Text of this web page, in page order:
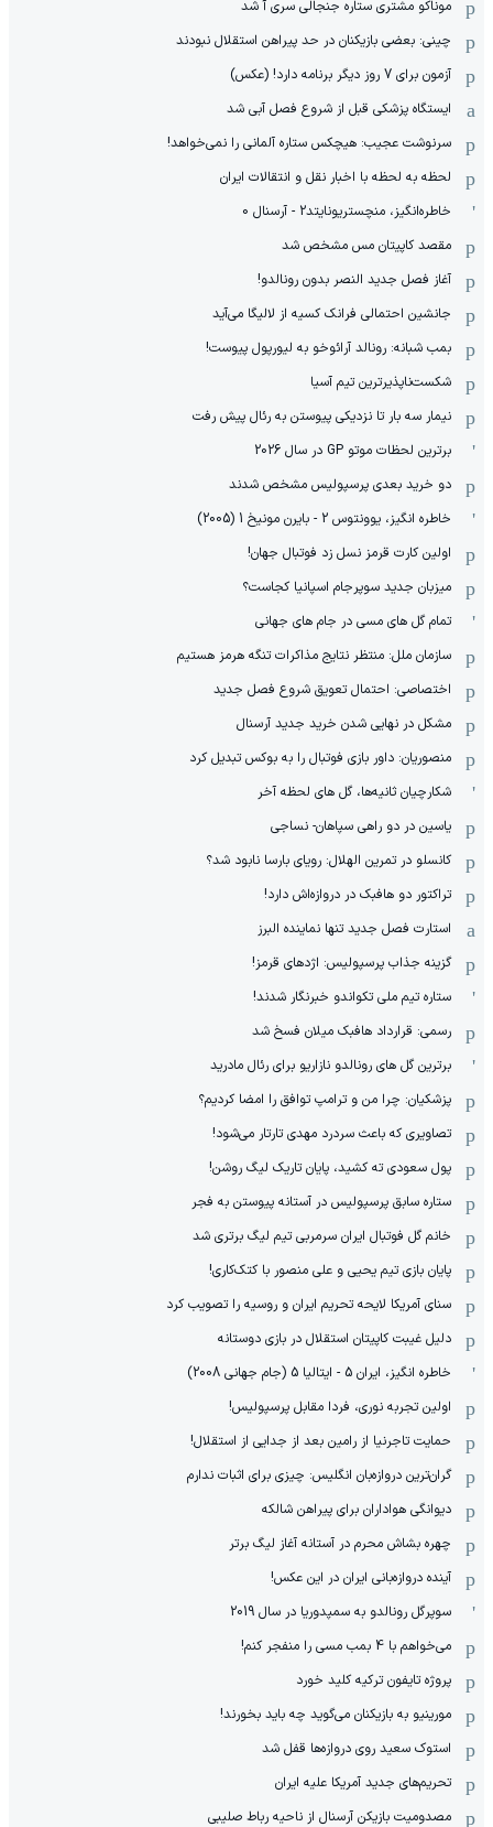
موناکو مشتری ستاره جنجالی سری آ شد
چینی: بعضی بازیکنان در حد پیراهن استقلال نبودند
آزمون برای 7 روز دیگر برنامه دارد! (عکس)
ایستگاه پزشکی قبل از شروع فصل آبی شد
سرنوشت عجیب: هیچکس ستاره آلمانی را نمی‌خواهد!
لحظه به لحظه با اخبار نقل و انتقالات ایران
خاطره‌انگیز، منچستریونایتد2 - آرسنال 0
مقصد کاپیتان مس مشخص شد
آغاز فصل جدید النصر بدون رونالدو!
جانشین احتمالی فرانک کسیه از لالیگا می‌آید
بمب شبانه: رونالد آرائوخو به لیورپول پیوست!
شکست‌ناپذیرترین تیم آسیا
نیمار سه بار تا نزدیکی پیوستن به رئال پیش رفت
برترین لحظات موتو GP در سال 2026
دو خرید بعدی پرسپولیس مشخص شدند
خاطره انگیز، یوونتوس 2 - بایرن مونیخ 1 (2005)
اولین کارت قرمز نسل زد فوتبال جهان!
میزبان جدید سوپرجام اسپانیا کجاست؟
تمام گل های مسی در جام های جهانی
سازمان ملل: منتظر نتایج مذاکرات تنگه هرمز هستیم
اختصاصی: احتمال تعویق شروع فصل جدید
مشکل در نهایی شدن خرید جدید آرسنال
منصوریان: داور بازی فوتبال را به بوکس تبدیل کرد
شکارچیان ثانیه‌ها، گل های لحظه آخر
یاسین در دو راهی سپاهان- نساجی
کانسلو در تمرین الهلال: رویای بارسا نابود شد؟
تراکتور دو هافبک در دروازه‌اش دارد!
استارت فصل جدید تنها نماینده البرز
گزینه جذاب پرسپولیس: اژدهای قرمز!
ستاره تیم ملی تکواندو خبرنگار شدند!
رسمی: قرارداد هافبک میلان فسخ شد
برترین گل های رونالدو نازاریو برای رئال مادرید
پزشکیان: چرا من و ترامپ توافق را امضا کردیم؟
تصاویری که باعث سردرد مهدی تارتار می‌شود!
پول سعودی ته کشید، پایان تاریک لیگ روشن!
ستاره سابق پرسپولیس در آستانه پیوستن به فجر
خانم گل فوتبال ایران سرمربی تیم لیگ برتری شد
پایان بازی تیم یحیی و علی منصور با کتک‌کاری!
سنای آمریکا لایحه تحریم ایران و روسیه را تصویب کرد
دلیل غیبت کاپیتان استقلال در بازی دوستانه
خاطره انگیز، ایران 5 - ایتالیا 5 (جام جهانی 2008)
اولین تجربه نوری، فردا مقابل پرسپولیس!
حمایت تاجرنیا از رامین بعد از جدایی از استقلال!
گران‌ترین دروازه‌بان انگلیس: چیزی برای اثبات ندارم
دیوانگی هواداران برای پیراهن شالکه
چهره بشاش محرم در آستانه آغاز لیگ برتر
آینده دروازه‌بانی ایران در این عکس!
سوپرگل رونالدو به سمپدوریا در سال 2019
می‌خواهم با 4 بمب مسی را منفجر کنم!
پروژه تایفون ترکیه کلید خورد
مورینیو به بازیکنان می‌گوید چه باید بخورند!
استوک سعید روی دروازه‌ها قفل شد
تحریم‌های جدید آمریکا علیه ایران
مصدومیت بازیکن آرسنال از ناحیه رباط صلیبی